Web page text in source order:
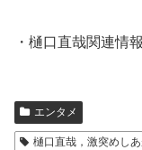
・樋口直哉関連情
エンタメ
樋口直哉，激突めし